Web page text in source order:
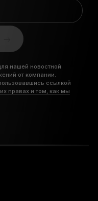
нашей новостной
от компании.
ссылкой
правах и том, как мы